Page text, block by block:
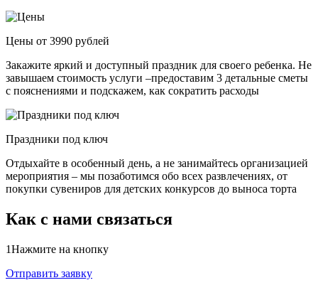
Цены от 3990 рублей
Закажите яркий и доступный праздник для своего ребенка. Не
завышаем стоимость услуги –предоставим 3 детальные сметы
с пояснениями и подскажем, как сократить расходы
Праздники под ключ
Отдыхайте в особенный день, а не занимайтесь организацией
мероприятия – мы позаботимся обо всех развлечениях, от
покупки сувениров для детских конкурсов до выноса торта
Как с нами связаться
1Нажмите на кнопку
Отправить заявку